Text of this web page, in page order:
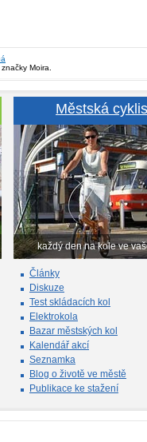
Moira.
Městská
každý den na kole ve
Články
Diskuze
Test skládacích kol
Elektrokola
Bazar městských kol
Kalendář akcí
Seznamka
Blog o životě ve městě
Publikace ke stažení